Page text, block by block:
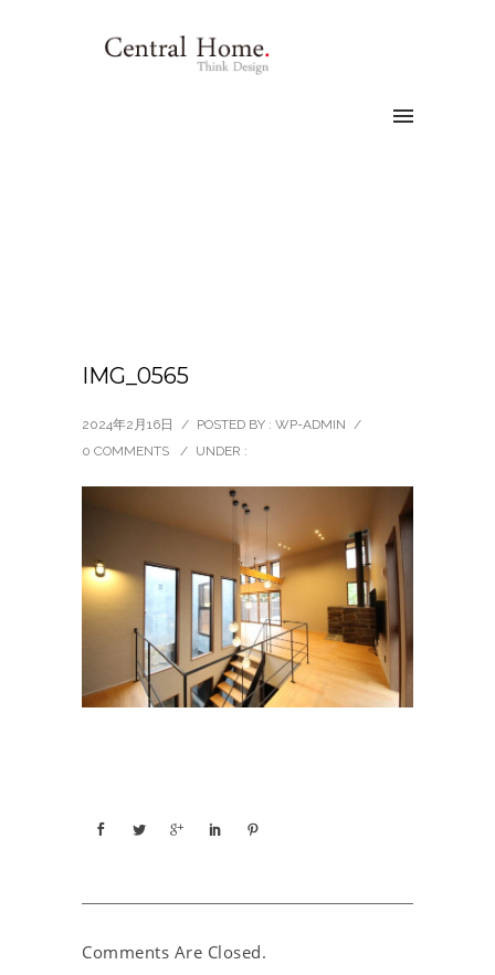
IMG_0565
2024年2月16日 / POSTED BY : WP-ADMIN /
0 COMMENTS
/ UNDER :
Comments Are Closed.